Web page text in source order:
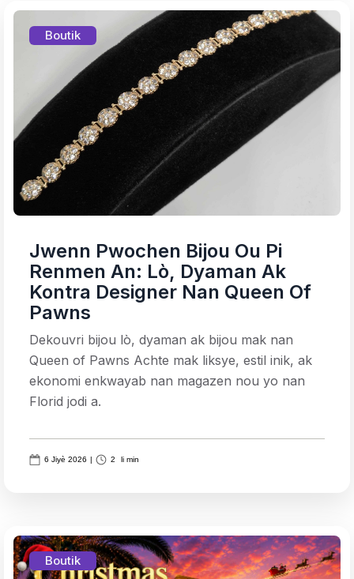
Boutik
Jwenn Pwochen Bijou Ou Pi
Renmen An: Lò, Dyaman Ak
Kontra Designer Nan Queen Of
Pawns
Dekouvri bijou lò, dyaman ak bijou mak nan
Queen of Pawns Achte mak liksye, estil inik, ak
ekonomi enkwayab nan magazen nou yo nan
Florid jodi a.
6 Jiyè 2026 | 2 li min
Boutik